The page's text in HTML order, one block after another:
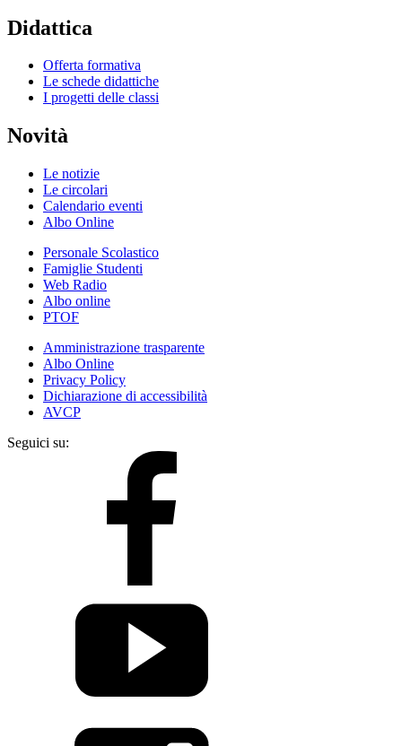
Didattica
Offerta formativa
Le schede didattiche
I progetti delle classi
Novità
Le notizie
Le circolari
Calendario eventi
Albo Online
Personale Scolastico
Famiglie Studenti
Web Radio
Albo online
PTOF
Amministrazione trasparente
Albo Online
Privacy Policy
Dichiarazione di accessibilità
AVCP
Seguici su: